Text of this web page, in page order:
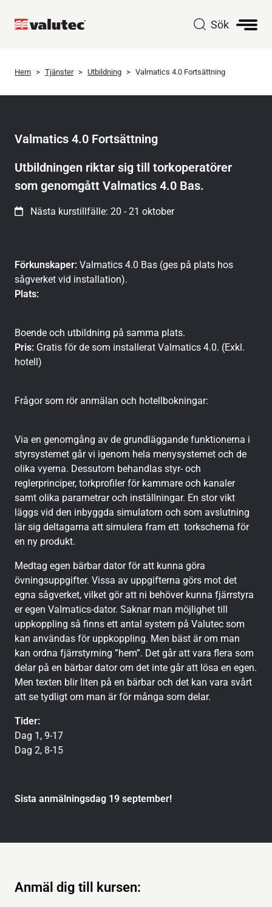
Sök
Hem Tjänster Utbildning Valmatics 4.0 Fortsättning
Valmatics 4.0 Fortsättning
Utbildningen riktar sig till torkoperatörer
som genomgått Valmatics 4.0 Bas.
Nästa kurstillfälle: 20 - 21 oktober
Förkunskaper: Valmatics 4.0 Bas (ges på plats hos
sågverket vid installation).
Plats:
Boende och utbildning på samma plats.
Pris: Gratis för de som installerat Valmatics 4.0. (Exkl.
hotell)
Frågor som rör anmälan och hotellbokningar:
Via en genomgång av de grundläggande funktionerna i
styrsystemet går vi igenom hela menysystemet och de
olika vyerna. Dessutom behandlas styr- och
reglerprinciper, torkprofiler för kammare och kanaler
samt olika parametrar och inställningar. En stor vikt
läggs vid den inbyggda simulatorn och som avslutning
lär sig deltagarna att simulera fram ett torkschema för
en ny produkt.
Medtag egen bärbar dator för att kunna göra
övningsuppgifter. Vissa av uppgifterna görs mot det
egna sågverket, vilket gör att ni behöver kunna fjärrstyra
er egen Valmatics-dator. Saknar man möjlighet till
uppkoppling så finns ett antal system på Valutec som
kan användas för uppkoppling. Men bäst är om man
kan ordna fjärrstyrning ”hem”. Det går att vara flera som
delar på en bärbar dator om det inte går att lösa en egen.
Men texten blir liten på en bärbar och det kan vara svårt
att se tydligt om man är för många som delar.
Tider:
Dag 1, 9-17
Dag 2, 8-15
Sista anmälningsdag 19 september!
Anmäl dig till kursen: